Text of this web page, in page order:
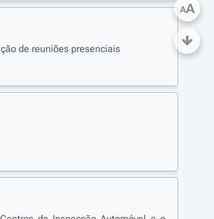
de reuniões presenciais
AA